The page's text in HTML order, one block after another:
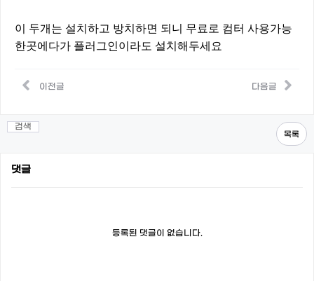
이 두개는 설치하고 방치하면 되니 무료로 컴터 사용가능
한곳에다가 플러그인이라도 설치해두세요
이전글 다음글
검색
목록
댓글
등록된 댓글이 없습니다.